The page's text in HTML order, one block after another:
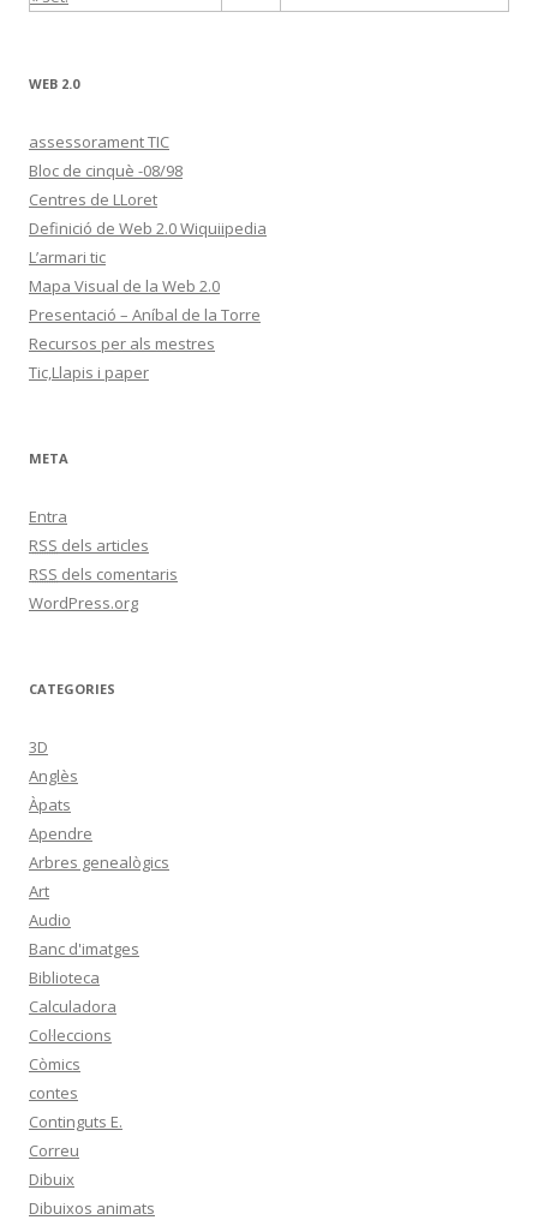
WEB 2.0
assessorament TIC
Bloc de cinquè -08/98
Centres de LLoret
Definició de Web 2.0 Wiquiipedia
L’armari tic
Mapa Visual de la Web 2.0
Presentació – Aníbal de la Torre
Recursos per als mestres
Tic,Llapis i paper
META
Entra
RSS dels articles
RSS dels comentaris
WordPress.org
CATEGORIES
3D
Anglès
Àpats
Apendre
Arbres genealògics
Art
Audio
Banc d'imatges
Biblioteca
Calculadora
Col·leccions
Còmics
contes
Continguts E.
Correu
Dibuix
Dibuixos animats